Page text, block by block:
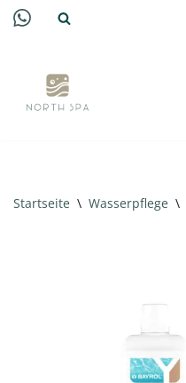
springen
Startseite \ Wasserpflege \